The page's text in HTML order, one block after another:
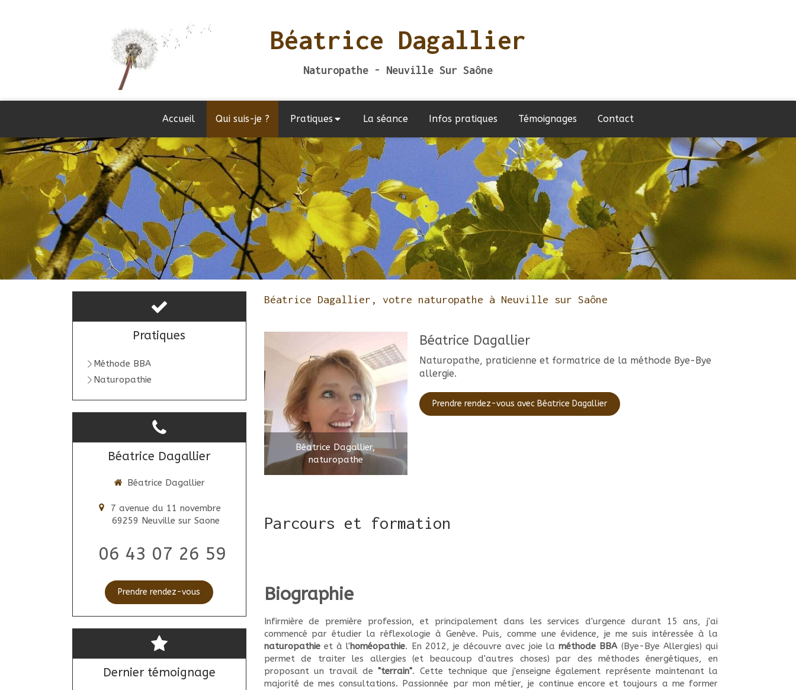
Béatrice Dagallier
Naturopathe - Neuville Sur Saône
Accueil Qui suis-je ? Pratiques La séance Infos pratiques Témoignages Contact
Béatrice Dagallier, votre naturopathe à Neuville sur Saône
Béatrice Dagallier,
naturopathe
Béatrice Dagallier
Naturopathe, praticienne et formatrice de la méthode Bye-Bye
allergie.
Prendre rendez-vous avec Béatrice Dagallier
Parcours et formation
Biographie
Infirmière de première profession, et principalement dans les services d'urgence durant 15 ans, j'ai
commencé par étudier la réflexologie à Genève. Puis, comme une évidence, je me suis intéressée à la
naturopathieet à l'homéopathie. En 2012, je découvre avec joie laméthode BBA (Bye-Bye Allergies) qui
permet de traiter les allergies (et beaucoup d'autres choses) par des méthodes énergétiques, en
proposant un travail de"terrain". Cette technique que j'enseigne également représente maintenant la
majorité de mes consultations. Passionnée par mon métier, je continue encore et toujours a me former
Pratiques
Méthode BBA
Naturopathie
Béatrice Dagallier
Béatrice Dagallier
7 avenue du 11 novembre
69259 Neuville sur Saone
06 43 07 26 59
Prendre rendez-vous
Dernier témoignage